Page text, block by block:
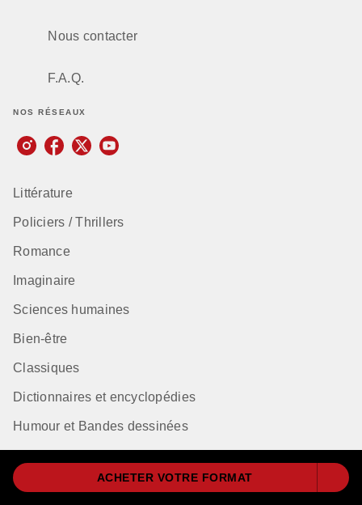
ACHETER VOTRE FORMAT
Nous contacter
F.A.Q.
NOS RÉSEAUX
Littérature
Policiers / Thrillers
Romance
Imaginaire
Sciences humaines
Bien-être
Classiques
Dictionnaires et encyclopédies
Humour et Bandes dessinées